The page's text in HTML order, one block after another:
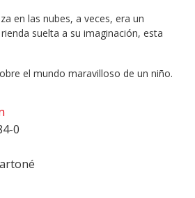
en las nubes, a veces, era un
suelta a su imaginación, esta
el mundo maravilloso de un niño.
0